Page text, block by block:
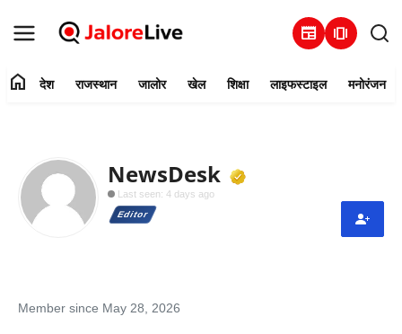
newspaper amp_stories
संपर्क करें
देश
home देश राजस्थान जालोर खेल शिक्षा लाइफस्टाइल मनोरंजन
NewsDesk
Last seen: 4 days ago
Editor
Member since May 28, 2026